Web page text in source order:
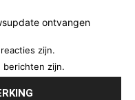
ontvangen
zijn.
berichten zijn.